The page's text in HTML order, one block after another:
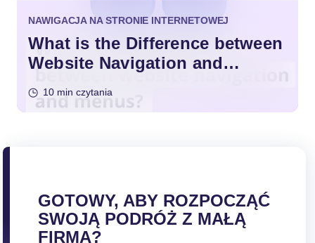
NAWIGACJA NA STRONIE INTERNETOWEJ
What is the Difference between
Website Navigation and
10 min czytania
GOTOWY, ABY ROZPOCZĄĆ
SWOJĄ PODRÓŻ Z MAŁĄ
FIRMĄ?